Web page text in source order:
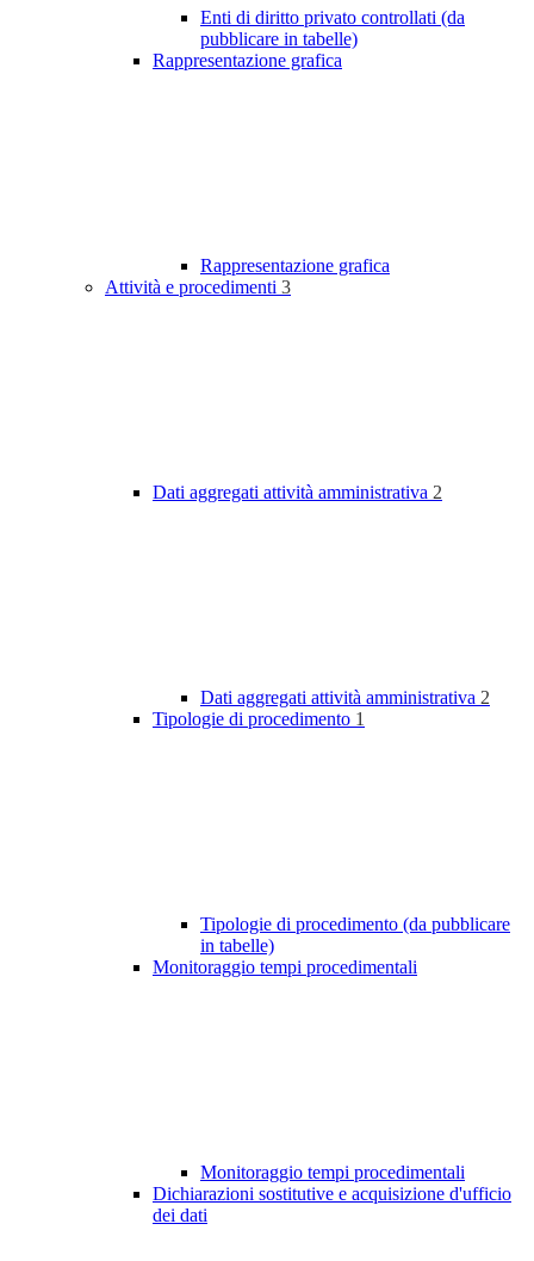
Enti di diritto privato controllati (da
pubblicare in tabelle)
Rappresentazione grafica
Rappresentazione grafica
Attività e procedimenti 3
Dati aggregati attività amministrativa 2
Dati aggregati attività amministrativa 2
Tipologie di procedimento 1
Tipologie di procedimento (da pubblicare
in tabelle)
Monitoraggio tempi procedimentali
Monitoraggio tempi procedimentali
Dichiarazioni sostitutive e acquisizione d'ufficio
dei dati